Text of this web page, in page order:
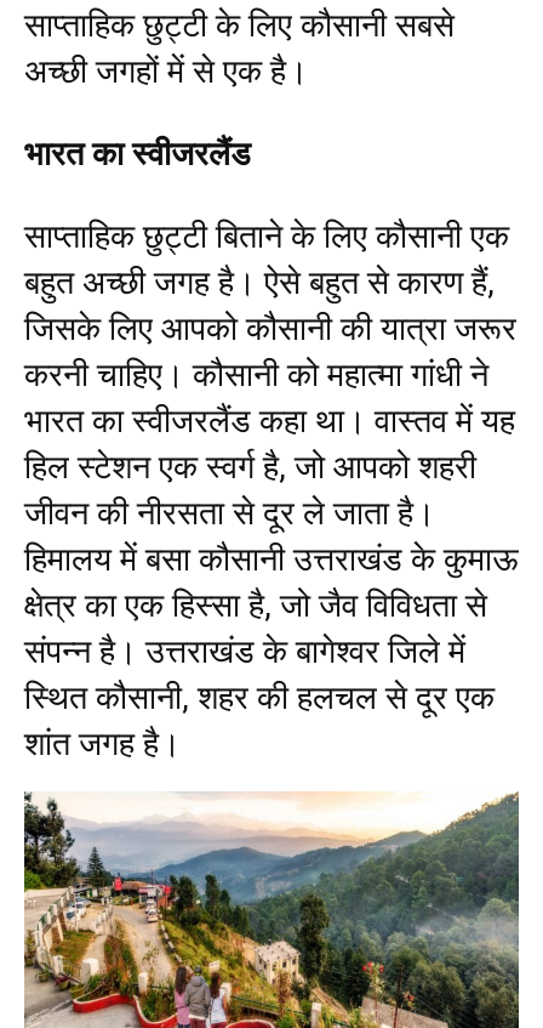
साप्ताहिक छुट्टी के लिए कौसानी सबसे
अच्छी जगहों में से एक है।
भारत का स्वीजरलैंड
साप्ताहिक छुट्टी बिताने के लिए कौसानी एक
बहुत अच्छी जगह है। ऐसे बहुत से कारण हैं,
जिसके लिए आपको कौसानी की यात्रा जरूर
करनी चाहिए। कौसानी को महात्मा गांधी ने
भारत का स्वीजरलैंड कहा था। वास्तव में यह
हिल स्टेशन एक स्वर्ग है, जो आपको शहरी
जीवन की नीरसता से दूर ले जाता है।
हिमालय में बसा कौसानी उत्तराखंड के कुमाऊ
क्षेत्र का एक हिस्सा है, जो जैव विविधता से
संपन्न है। उत्तराखंड के बागेश्वर जिले में
स्थित कौसानी, शहर की हलचल से दूर एक
शांत जगह है।